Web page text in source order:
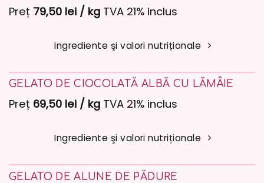
Preț 79,50 lei / kg TVA 21% inclus
Ingrediente şi valori nutriționale
GELATO DE CIOCOLATĂ ALBĂ CU LĂMÂIE
Preț 69,50 lei / kg TVA 21% inclus
Ingrediente şi valori nutriționale
GELATO DE ALUNE DE PĂDURE